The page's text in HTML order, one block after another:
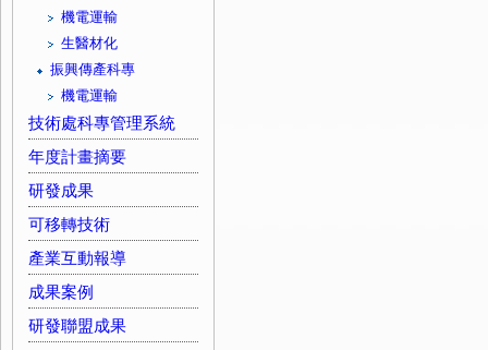
機電運輸
生醫材化
振興傳產科專
機電運輸
技術處科專管理系統
年度計畫摘要
研發成果
可移轉技術
產業互動報導
成果案例
研發聯盟成果